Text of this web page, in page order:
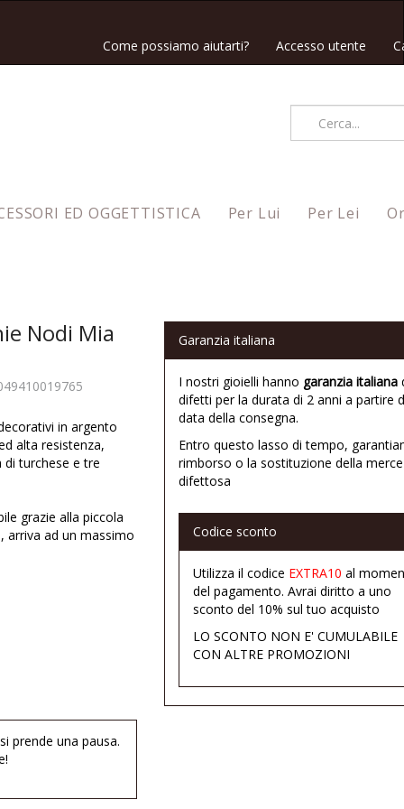
Accesso utente
Come possiamo aiutarti?
ED OGGETTISTICA Per Lui Per Lei
Nodi Mia
in argento
alta resistenza,
turchese e tre
grazie alla piccola
arriva ad un massimo
prende una pausa.
Garanzia italiana
I nostri gioielli hanno garanzia italiana
difetti per la durata di 2 anni a partire
data della consegna.
Entro questo lasso di tempo,
rimborso o la sostituzione della merce
difettosa
Codice sconto
Utilizza il codice EXTRA10 al
del pagamento. Avrai diritto a uno
sconto del 10% sul tuo acquisto
LO SCONTO NON E' CUMULABILE
CON ALTRE PROMOZIONI